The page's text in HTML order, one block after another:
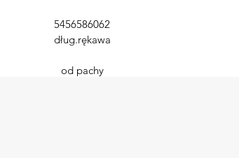
5456586062
dług.rękawa
od pachy